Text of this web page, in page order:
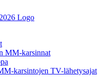
MM-karsinnat
karsintojen TV-lähetysajat